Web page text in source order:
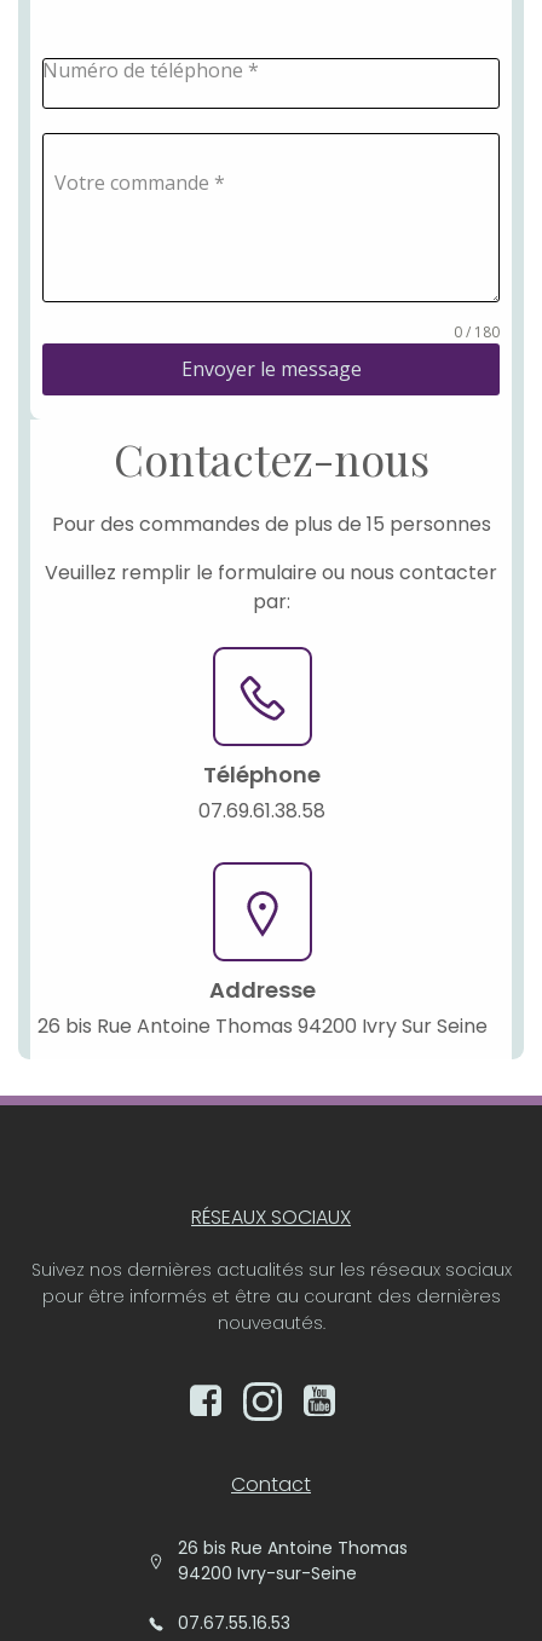
Numéro de téléphone *
Votre commande *
0 / 180
Envoyer le message
Contactez-nous
Pour des commandes de plus de 15 personnes
Veuillez remplir le formulaire ou nous contacter
par:
Téléphone
07.69.61.38.58
Addresse
26 bis Rue Antoine Thomas 94200 Ivry Sur Seine
RÉSEAUX SOCIAUX
Suivez nos dernières actualités sur les réseaux sociaux
pour être informés et être au courant des dernières
nouveautés.
Contact
26 bis Rue Antoine Thomas
94200 Ivry-sur-Seine
07.67.55.16.53